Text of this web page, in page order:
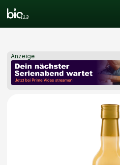
Anzeige